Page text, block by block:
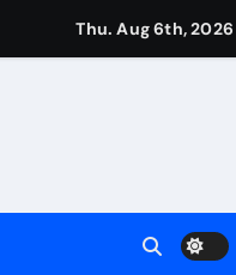
Thu. Aug 6th, 2026